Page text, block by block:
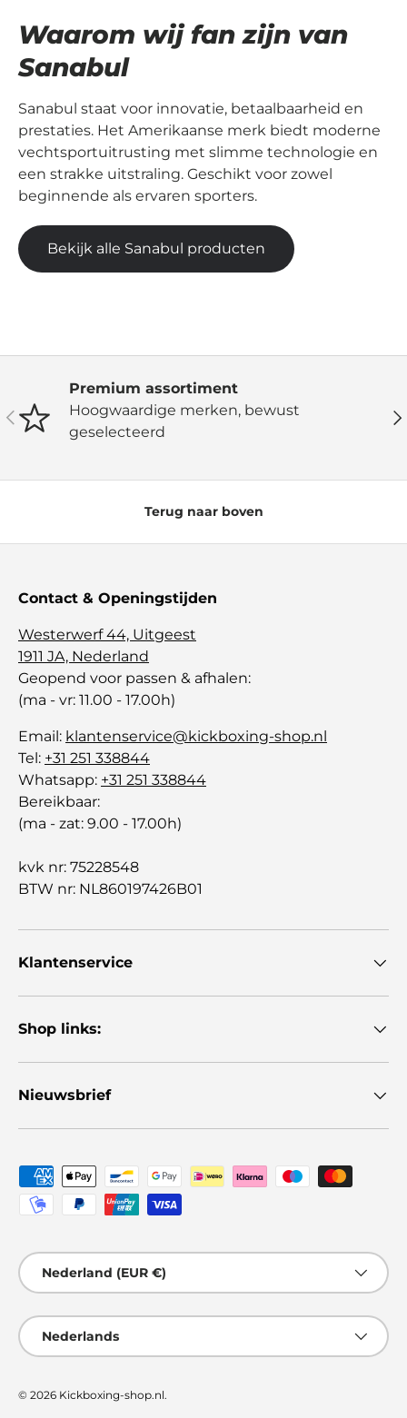
Waarom wij fan zijn van
Sanabul
Sanabul staat voor innovatie, betaalbaarheid en
prestaties. Het Amerikaanse merk biedt moderne
vechtsportuitrusting met slimme technologie en
een strakke uitstraling. Geschikt voor zowel
beginnende als ervaren sporters.
Bekijk alle Sanabul producten
Vorige
Premium assortiment
Hoogwaardige merken, bewust
geselecteerd
Terug naar boven
Contact & Openingstijden
Westerwerf 44, Uitgeest
1911 JA, Nederland
Geopend voor passen & afhalen:
(ma - vr: 11.00 - 17.00h)
Email: klantenservice@kickboxing-shop.nl
Tel: +31 251 338844
Whatsapp: +31 251 338844
Bereikbaar:
(ma - zat: 9.00 - 17.00h)
kvk nr: 75228548
BTW nr: NL860197426B01
Klantenservice
Shop links:
Nieuwsbrief
Geaccepteerde betaalmethoden
Land/Regio
Nederland (EUR €)
Taal
Nederlands
© 2026 Kickboxing-shop.nl.